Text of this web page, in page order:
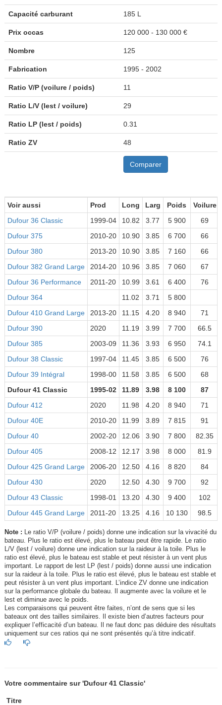
Capacité carburant 185 L
Prix occas 120 000 - 130 000 €
Nombre 125
Fabrication 1995 - 2002
Ratio V/P (voilure / poids) 11
Ratio L/V (lest / voilure) 29
Ratio LP (lest / poids) 0.31
Ratio ZV 48
Comparer
Voir aussi Prod Long Larg Poids Voilure
Dufour 36 Classic
1999-04 10.82 3.77 5 900
69
Dufour 375
2010-20 10.90 3.85 6 700
66
Dufour 380
2013-20 10.90 3.85 7 160
66
Dufour 382 Grand Large
2014-20 10.96 3.85 7 060
67
Dufour 36 Performance
2011-20 10.99 3.61 6 400
76
Dufour 364
11.02 3.71
5 800
Dufour 410 Grand Large
2013-20 11.15 4.20 8 940
71
Dufour 390
2020 11.19 3.99 7 700
66.5
Dufour 385
2003-09 11.36 3.93 6 950
74.1
Dufour 38 Classic
1997-04 11.45 3.85 6 500
76
Dufour 39 Intégral
1998-00 11.58 3.85 6 500
68
Dufour 41 Classic
1995-02 11.89 3.98 8 100
87
Dufour 412
2020 11.98 4.20 8 940
71
Dufour 40E
2010-20 11.99 3.89 7 815
91
Dufour 40
2002-20 12.06 3.90 7 800
82.35
Dufour 405
2008-12 12.17 3.98 8 000
81.9
Dufour 425 Grand Large
2006-20 12.50 4.16 8 820
84
Dufour 430
2020 12.50 4.30 9 700
92
Dufour 43 Classic
1998-01 13.20 4.30 9 400
102
Dufour 445 Grand Large
2011-20 13.25 4.16 10 130 98.5
Note : Le ratio V/P (voilure / poids) donne une indication sur la vivacité du
bateau. Plus le ratio est élevé, plus le bateau peut être rapide. Le ratio
L/V (lest / voilure) donne une indication sur la raideur à la toile. Plus le
ratio est élevé, plus le bateau est stable et peut résister à un vent plus
important. Le rapport de lest LP (lest / poids) donne aussi une indication
sur la raideur à la toile. Plus le ratio est élevé, plus le bateau est stable et
peut résister à un vent plus important. L’indice ZV donne une indication
sur la performance globale du bateau. Il augmente avec la voilure et le
lest et diminue avec le poids.
Les comparaisons qui peuvent être faites, n’ont de sens que si les
bateaux ont des tailles similaires. Il existe bien d’autres facteurs pour
expliquer l’efficacité d’un bateau. Il ne faut donc pas déduire des résultats
uniquement sur ces ratios qui ne sont présentés qu’à titre indicatif.
Votre commentaire sur 'Dufour 41 Classic'
Titre